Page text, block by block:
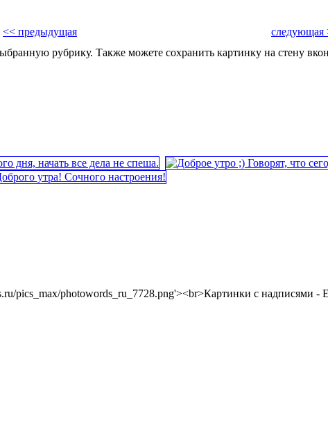
<< предыдущая
следующая
рубрику. Также можете сохранить картинку на стену
pics_max/photowords_ru_7728.png'><br>Картинки с надписями -